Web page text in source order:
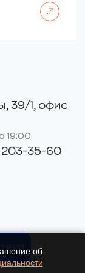
39/1, офис
19:00
203-35-60
об